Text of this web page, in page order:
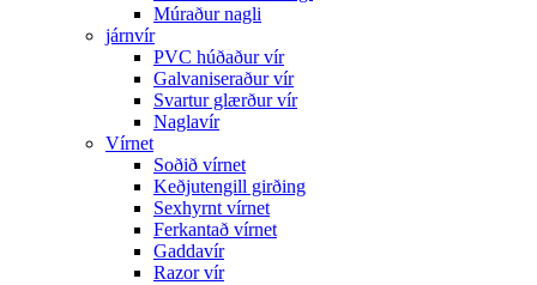
Múraður nagli
járnvír
PVC húðaður vír
Galvaniseraður vír
Svartur glærður vír
Naglavír
Vírnet
Soðið vírnet
Keðjutengill girðing
Sexhyrnt vírnet
Ferkantað vírnet
Gaddavír
Razor vír